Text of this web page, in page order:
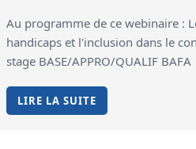
Au programme de ce webinaire :
handicaps et l'inclusion dans le
stage BASE/APPRO/QUALIF BAFA
LIRE LA SUITE